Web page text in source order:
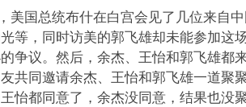
美国总统布什在白宫会见了几位来自
等，同时访美的郭飞雄却未能参加这
争议。然后，余杰、王怡和郭飞雄都
共同邀请余杰、王怡和郭飞雄一道聚
怡都同意了，余杰没同意，结果也没